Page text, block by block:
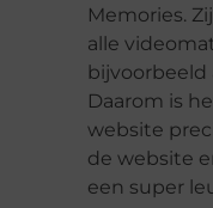
Memories.
alle
bijvoorbeeld
Daarom is
website
de website
een super